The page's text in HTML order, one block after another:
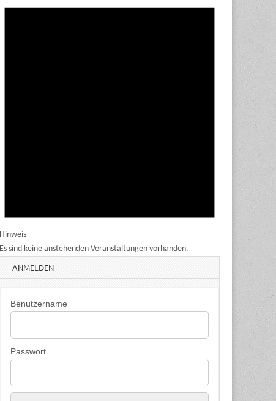
Hinweis
Es sind keine anstehenden Veranstaltungen vorhanden.
ANMELDEN
Benutzername
Passwort